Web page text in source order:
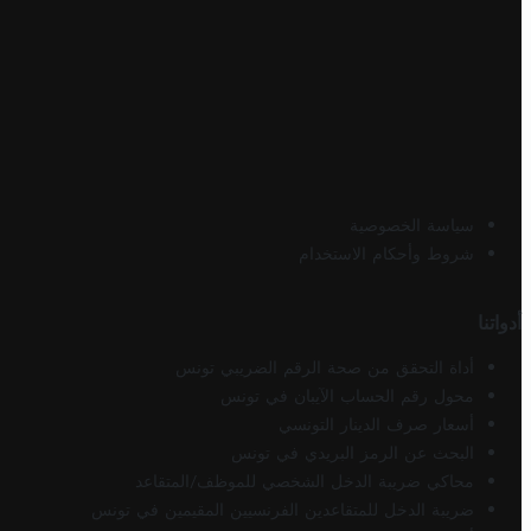
سياسة الخصوصية
شروط وأحكام الاستخدام
أدواتنا
أداة التحقق من صحة الرقم الضريبي تونس
محول رقم الحساب الآيبان في تونس
أسعار صرف الدينار التونسي
البحث عن الرمز البريدي في تونس
محاكي ضريبة الدخل الشخصي للموظف/المتقاعد
ضريبة الدخل للمتقاعدين الفرنسيين المقيمين في تونس